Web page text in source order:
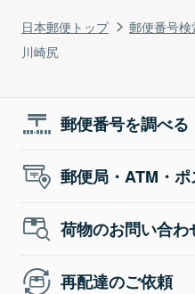
日本郵便トップ 郵便番号検
川崎尻
郵便番号を調べる
郵便局・ATM・
荷物のお問い合わ
再配達のご依頼